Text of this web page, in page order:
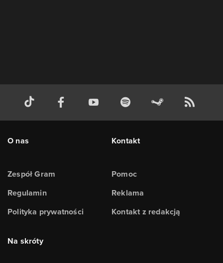
O nas
Zespół Gram
Regulamin
Polityka prywatności
Kontakt
Pomoc
Reklama
Kontakt z redakcją
Na skróty